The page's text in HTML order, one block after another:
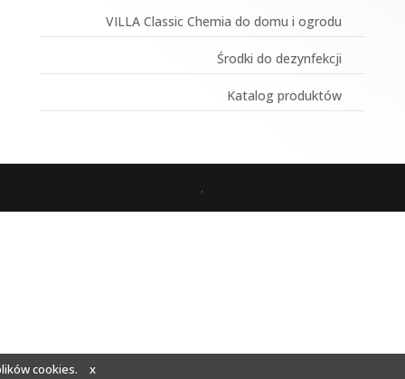
VILLA Classic Chemia do domu i ogrodu
Środki do dezynfekcji
Katalog produktów
cookies. x
.